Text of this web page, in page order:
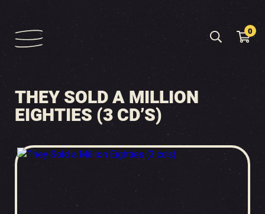
0
THEY SOLD A MILLION
EIGHTIES (3 CD’S)